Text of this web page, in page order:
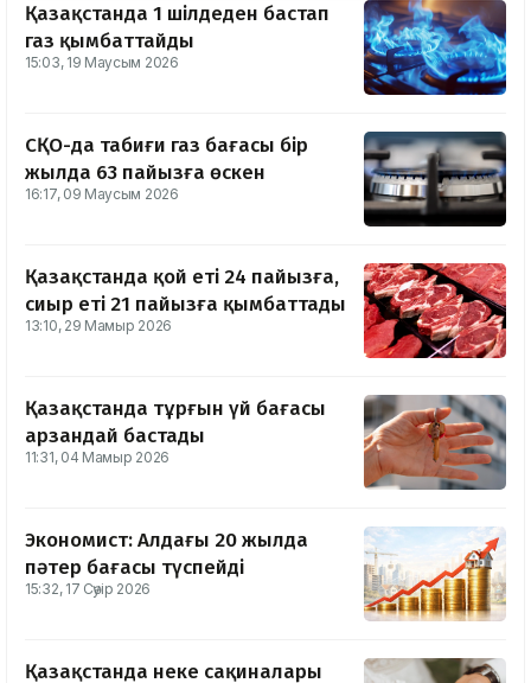
Қазақстанда 1 шілдеден бастап
газ қымбаттайды
15:03, 19 Маусым 2026
СҚО-да табиғи газ бағасы бір
жылда 63 пайызға өскен
16:17, 09 Маусым 2026
Қазақстанда қой еті 24 пайызға,
сиыр еті 21 пайызға қымбаттады
13:10, 29 Мамыр 2026
Қазақстанда тұрғын үй бағасы
арзандай бастады
11:31, 04 Мамыр 2026
Экономист: Алдағы 20 жылда
пәтер бағасы түспейді
15:32, 17 Сәуір 2026
Қазақстанда неке сақиналары